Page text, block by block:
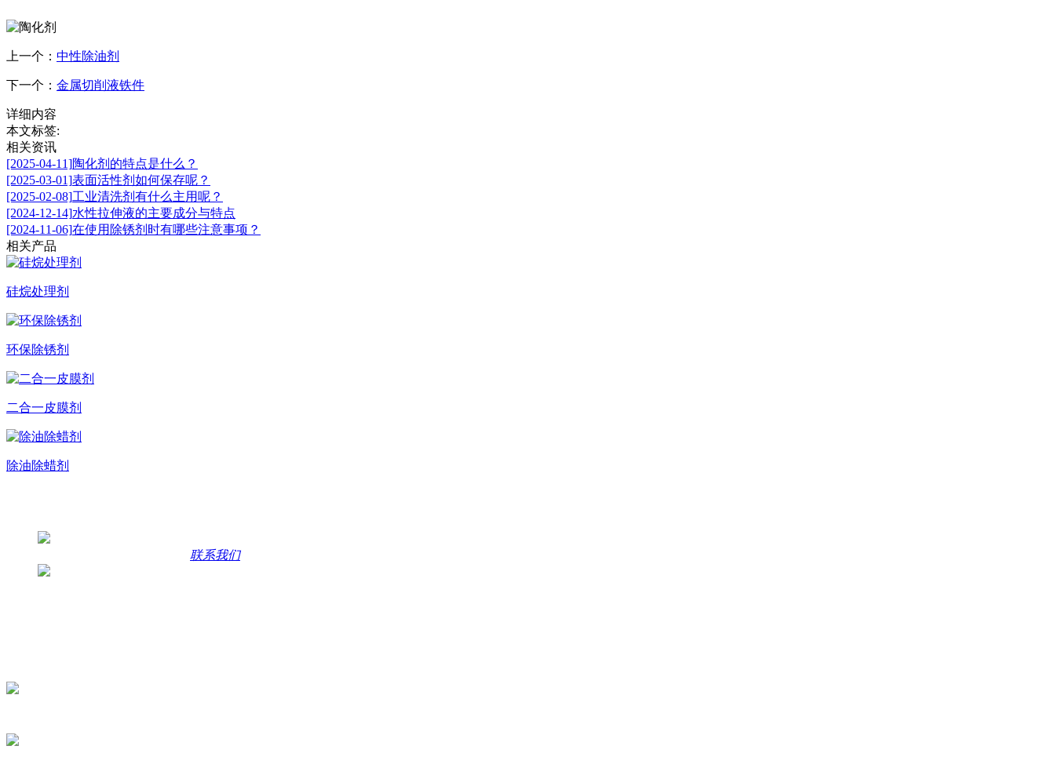
上一个： 中性除油剂
下一个： 金属切削液铁件
详细内容
本文标签:
相关资讯
[2025-04-11]陶化剂的特点是什么？
[2025-03-01]表面活性剂如何保存呢？
[2025-02-08]工业清洗剂有什么主用呢？
[2024-12-14]水性拉伸液的主要成分与特点
[2024-11-06]在使用除锈剂时有哪些注意事项？
相关产品
硅烷处理剂
环保除锈剂
二合一皮膜剂
除油除蜡剂
联系我们